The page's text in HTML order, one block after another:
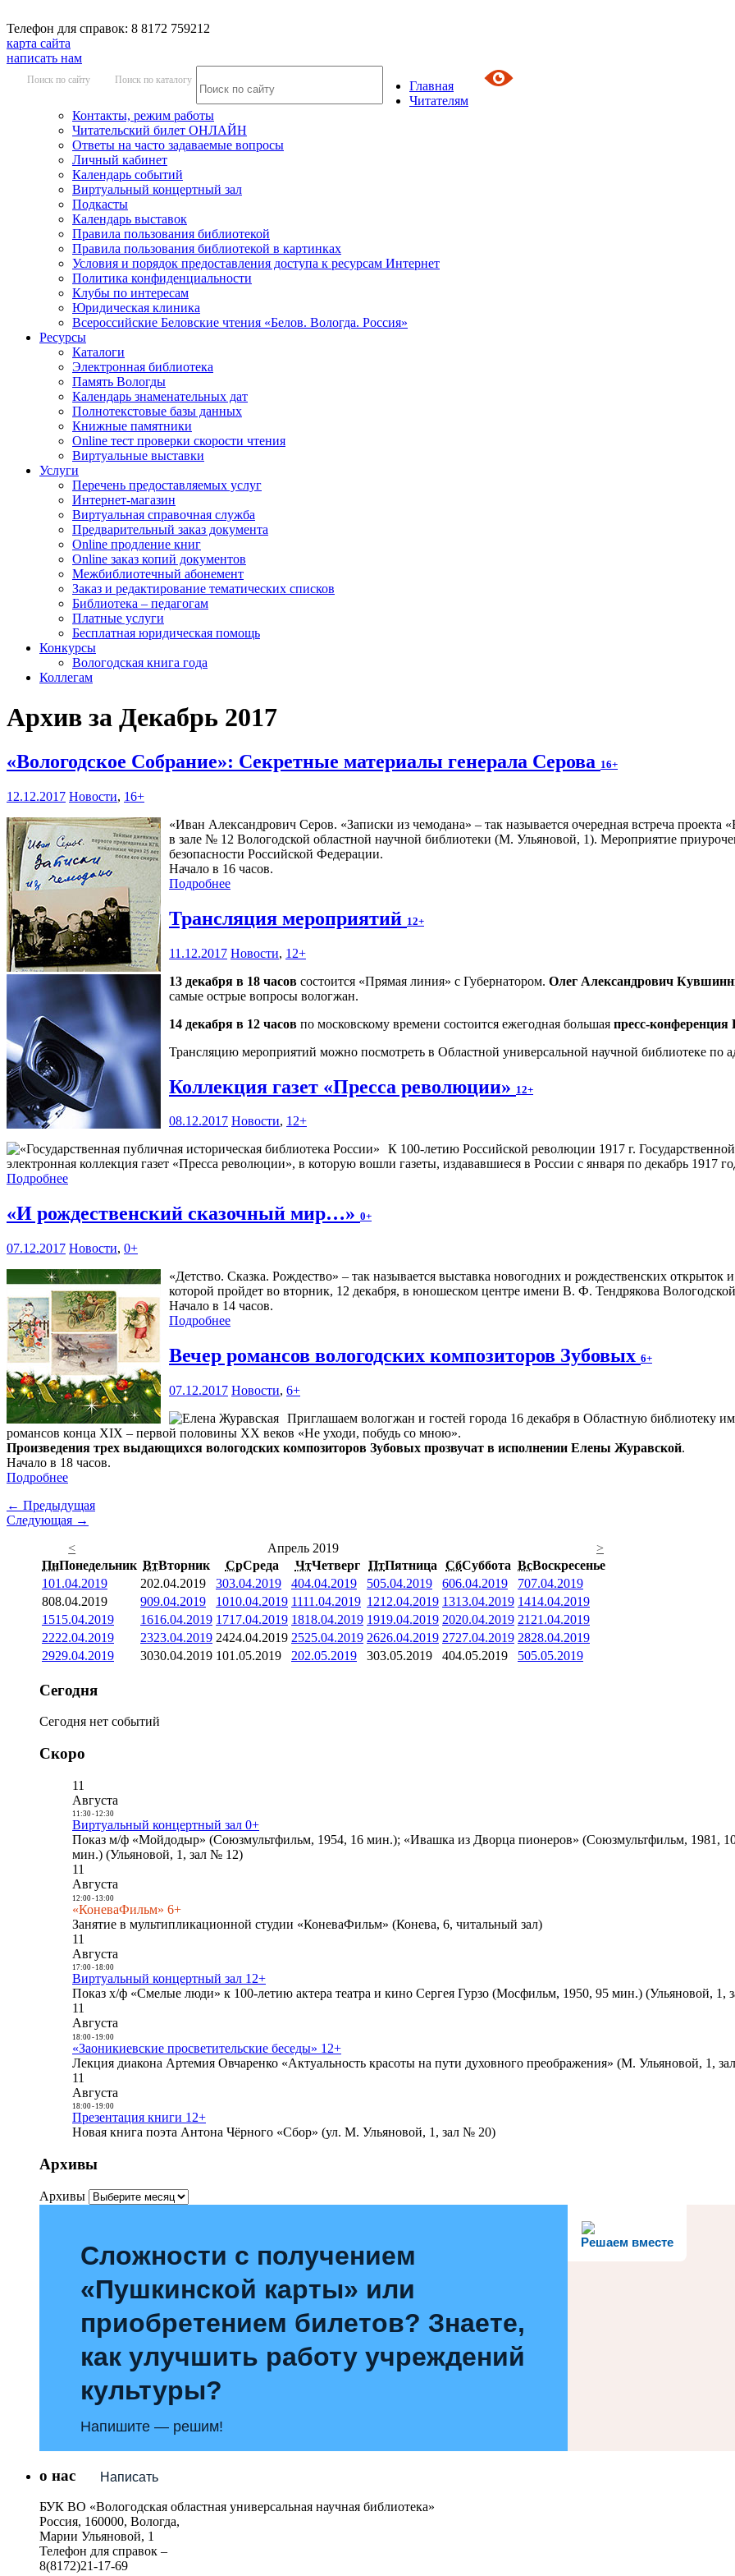
Телефон для справок: 8 8172 759212
карта сайта
написать нам
Поиск по сайту Поиск по каталогу
Главная
Читателям
Контакты, режим работы
Читательский билет ОНЛАЙН
Ответы на часто задаваемые вопросы
Личный кабинет
Календарь событий
Виртуальный концертный зал
Подкасты
Календарь выставок
Правила пользования библиотекой
Правила пользования библиотекой в картинках
Условия и порядок предоставления доступа к ресурсам Интернет
Политика конфиденциальности
Клубы по интересам
Юридическая клиника
Всероссийские Беловские чтения «Белов. Вологда. Россия»
Ресурсы
Каталоги
Электронная библиотека
Память Вологды
Календарь знаменательных дат
Полнотекстовые базы данных
Книжные памятники
Online тест проверки скорости чтения
Виртуальные выставки
Услуги
Перечень предоставляемых услуг
Интернет-магазин
Виртуальная справочная служба
Предварительный заказ документа
Online продление книг
Online заказ копий документов
Межбиблиотечный абонемент
Заказ и редактирование тематических списков
Библиотека – педагогам
Платные услуги
Бесплатная юридическая помощь
Конкурсы
Вологодская книга года
Коллегам
Архив за Декабрь 2017
«Вологодское Собрание»: Секретные материалы генерала Серова 16+
12.12.2017 Новости, 16+
«Иван Александрович Серов. «Записки из чемодана» – так называется очередная встреча проекта
в зале № 12 Вологодской областной научной библиотеки (М. Ульяновой, 1). Мероприятие
безопасности Российской Федерации.
Начало в 16 часов.
Подробнее
Трансляция мероприятий 12+
11.12.2017 Новости, 12+
13 декабря в 18 часов состоится «Прямая линия» с Губернатором. Олег Александрович
самые острые вопросы вологжан.
14 декабря в 12 часов по московскому времени состоится ежегодная большая пресс-
Трансляцию мероприятий можно посмотреть в Областной универсальной научной библиотеке по
Коллекция газет «Пресса революции» 12+
08.12.2017 Новости, 12+
К 100-летию Российской революции 1917 г.
электронная коллекция газет «Пресса революции», в которую вошли газеты, издававшиеся в России с января по декабрь 1917
Подробнее
«И рождественский сказочный мир…» 0+
07.12.2017 Новости, 0+
«Детство. Сказка. Рождество» – так называется выставка новогодних и рождественских
которой пройдет во вторник, 12 декабря, в юношеском центре имени В. Ф. Тендрякова
Начало в 14 часов.
Подробнее
Вечер романсов вологодских композиторов Зубовых 6+
07.12.2017 Новости, 6+
Приглашаем вологжан и гостей города 16 декабря в Областную библиотеку
романсов конца XIX – первой половины XX веков «Не уходи, побудь со мною».
Произведения трех выдающихся вологодских композиторов Зубовых прозвучат в исполнении Елены Журавской.
Начало в 18 часов.
Подробнее
← Предыдущая
Следующая →
<
Апрель 2019
>
ПнПонедельник ВтВторник СрСреда ЧтЧетверг ПтПятница СбСуббота ВсВоскресенье
101.04.2019 202.04.2019 303.04.2019 404.04.2019 505.04.2019 606.04.2019 707.04.2019
808.04.2019 909.04.2019 1010.04.2019 1111.04.2019 1212.04.2019 1313.04.2019 1414.04.2019
1515.04.2019 1616.04.2019 1717.04.2019 1818.04.2019 1919.04.2019 2020.04.2019 21 21.04.2019
2222.04.2019 2323.04.2019 2424.04.2019 2525.04.2019 2626.04.2019 2727.04.2019 2828.04.2019
2929.04.2019 3030.04.2019 101.05.2019 202.05.2019 303.05.2019 404.05.2019 505.05.2019
Сегодня
Сегодня нет событий
Скоро
11
Августа
11:30- 12:30
Виртуальный концертный зал 0+
Показ м/ф «Мойдодыр» (Союзмультфильм, 1954, 16 мин.); «Ивашка из Дворца пионеров» (Союзмультфильм, 1981,
мин.) (Ульяновой, 1, зал № 12)
11
Августа
12:00- 13:00
«КоневаФильм» 6+
Занятие в мультипликационной студии «КоневаФильм» (Конева, 6, читальный зал)
11
Августа
17:00- 18:00
Виртуальный концертный зал 12+
Показ х/ф «Смелые люди» к 100-летию актера театра и кино Сергея Гурзо (Мосфильм, 1950, 95 мин.) (Ульяновой, 1,
11
Августа
18:00- 19:00
«Заоникиевские просветительские беседы» 12+
Лекция диакона Артемия Овчаренко «Актуальность красоты на пути духовного преображения» (М. Ульяновой, 1,
11
Августа
18:00- 19:00
Презентация книги 12+
Новая книга поэта Антона Чёрного «Сбор» (ул. М. Ульяновой, 1, зал № 20)
Архивы
Архивы
Решаем вместе
Сложности с получением
«Пушкинской карты» или
приобретением билетов? Знаете,
как улучшить работу учреждений
культуры?
Напишите — решим!
Написать
о нас
БУК ВО «Вологодская областная универсальная научная библиотека»
Россия, 160000, Вологда,
Марии Ульяновой, 1
Телефон для справок –
8(8172)21-17-69